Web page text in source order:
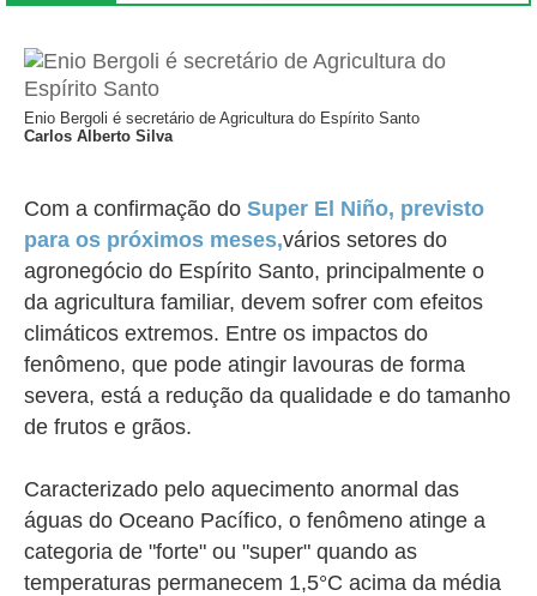
Enio Bergoli é secretário de Agricultura do Espírito Santo
Carlos Alberto Silva
Com a confirmação do Super El Niño, previsto
para os próximos meses,vários setores do
agronegócio do Espírito Santo, principalmente o
da agricultura familiar, devem sofrer com efeitos
climáticos extremos. Entre os impactos do
fenômeno, que pode atingir lavouras de forma
severa, está a redução da qualidade e do tamanho
de frutos e grãos.
Caracterizado pelo aquecimento anormal das
águas do Oceano Pacífico, o fenômeno atinge a
categoria de "forte" ou "super" quando as
temperaturas permanecem 1,5°C acima da média